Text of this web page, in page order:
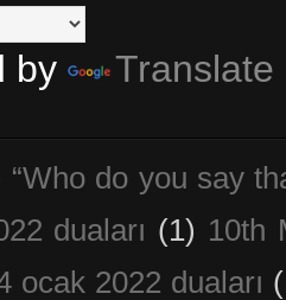
by Translate
“Who do you say
duaları (1) 10th
ocak 2022 duaları